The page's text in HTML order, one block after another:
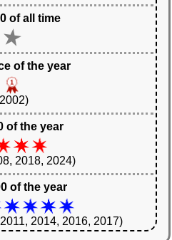
of all time
of the year
of the year
2018, 2024)
of the year
2014, 2016, 2017)